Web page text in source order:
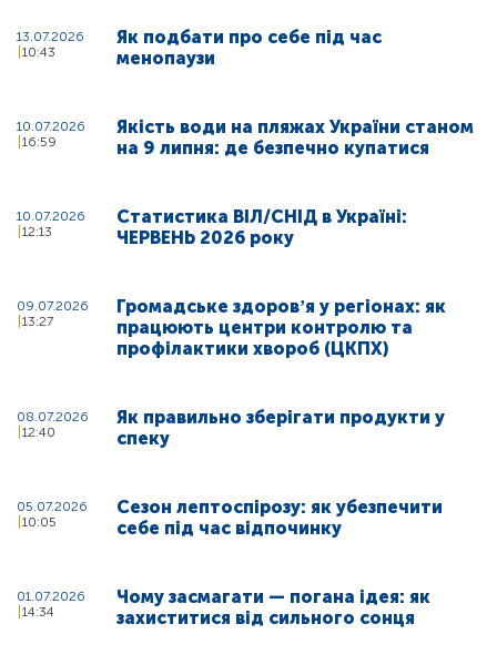
13.07.2026
10:43
Як подбати про себе під час
менопаузи
10.07.2026
16:59
Якість води на пляжах України станом
на 9 липня: де безпечно купатися
10.07.2026
12:13
Статистика ВІЛ/СНІД в Україні:
ЧЕРВЕНЬ 2026 року
09.07.2026
13:27
Громадське здоровʼя у регіонах: як
працюють центри контролю та
профілактики хвороб (ЦКПХ)
08.07.2026
12:40
Як правильно зберігати продукти у
спеку
05.07.2026
10:05
Сезон лептоспірозу: як убезпечити
себе під час відпочинку
01.07.2026
14:34
Чому засмагати — погана ідея: як
захиститися від сильного сонця